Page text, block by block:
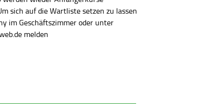
sich auf die Wartliste setzen zu lassen
im Geschäftszimmer oder unter
melden